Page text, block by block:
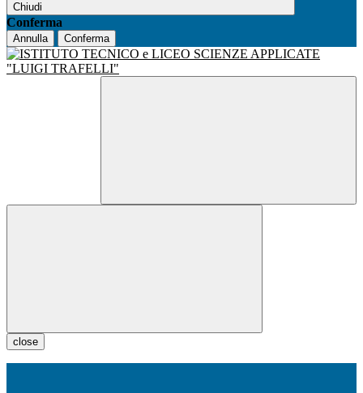
Chiudi
Conferma
Annulla Conferma
close